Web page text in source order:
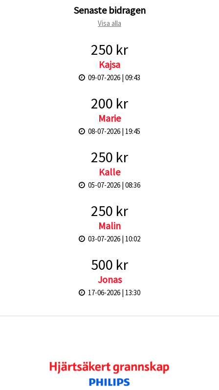
Senaste bidragen
Visa alla
250 kr
Kajsa
09-07-2026 | 09:43
200 kr
Marie
08-07-2026 | 19:45
250 kr
Kalle
05-07-2026 | 08:36
250 kr
Malin
03-07-2026 | 10:02
500 kr
Jonas
17-06-2026 | 13:30